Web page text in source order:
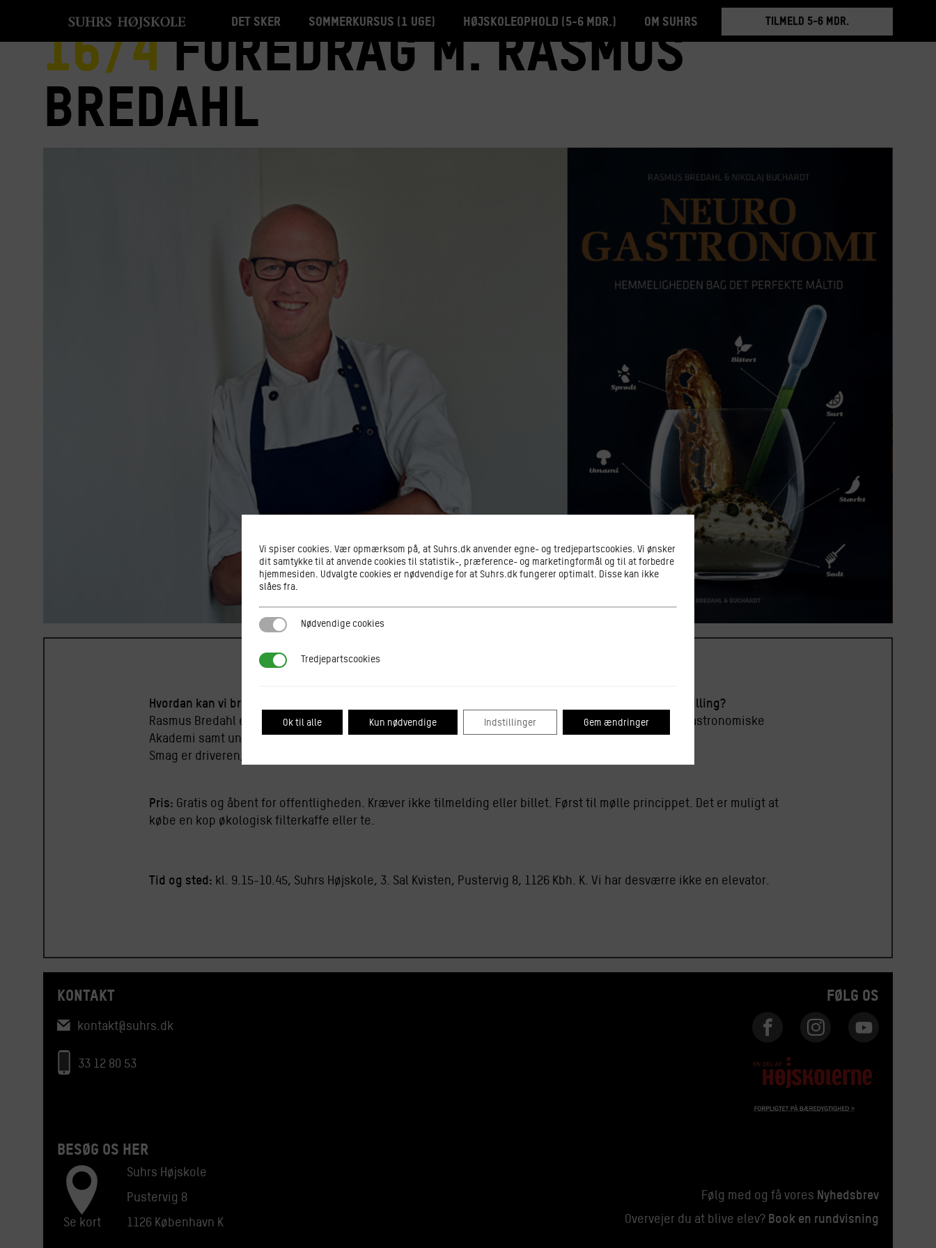
Det sker Sommerkursus (1 uge) Højskoleophold (5-6 mdr.) Om Suhrs
BOOK RUNDVISNING
16/4Foredrag m. Rasmus
Bredahl
Hvordan kan vi bruge viden om smag, sensorik og neurogastronomi som løftestang i den grønne omstilling?
Rasmus Bredahl er kok, forfatter og foredragsholder og ekspert i neurogastronomi, medlem af det Gastronomiske
Akademi samt underviser på Hotel og Restaurant Skolen i Valby.
Smag er driveren, kom og hør om hvordan du kan lave fantastisk grøn mad uden at savne kødet!
Pris: Gratis og åbent for offentligheden. Kræver ikke tilmelding eller billet. Først til mølle princippet. Det er muligt at
købe en kop økologisk filterkaffe eller te.
Tid og sted: kl. 9.15-10.45, Suhrs Højskole, 3. Sal Kvisten, Pustervig 8, 1126 Kbh. K. Vi har desværre ikke en elevator.
KONTAKT
kontakt@suhrs.dk
33 12 80 53
FØLG OS
BESØG OS HER
Suhrs Højskole
Pustervig 8
1126 København K
Se kort
Følg med og få vores Nyhedsbrev
Overvejer du at blive elev? Book en rundvisning
Vi spiser cookies. Vær opmærksom på, at Suhrs.dk anvender egne- og tredjepartscookies. Vi ønsker
dit samtykke til at anvende cookies til statistik-, præference- og marketingformål og til at forbedre
hjemmesiden. Udvalgte cookies er nødvendige for at Suhrs.dk fungerer optimalt. Disse kan ikke
slåes fra.
Nødvendige cookies
Nødvendige cookies
Tredjepartscookies
Tredjepartscookies
Ok til alle Kun nødvendige Indstillinger Gem ændringer